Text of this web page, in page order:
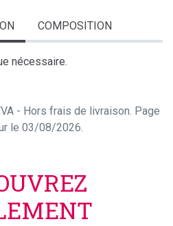
COMPOSITION
nécessaire.
- Hors frais de livraison. Page
le 03/08/2026.